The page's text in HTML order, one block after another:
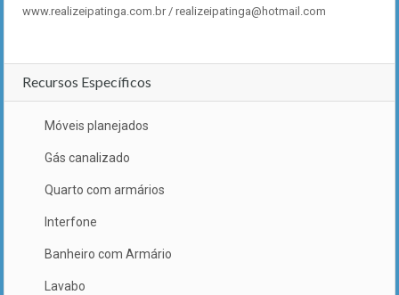
www.realizeipatinga.com.br / realizeipatinga@hotmail.com
Recursos Específicos
Móveis planejados
Gás canalizado
Quarto com armários
Interfone
Banheiro com Armário
Lavabo